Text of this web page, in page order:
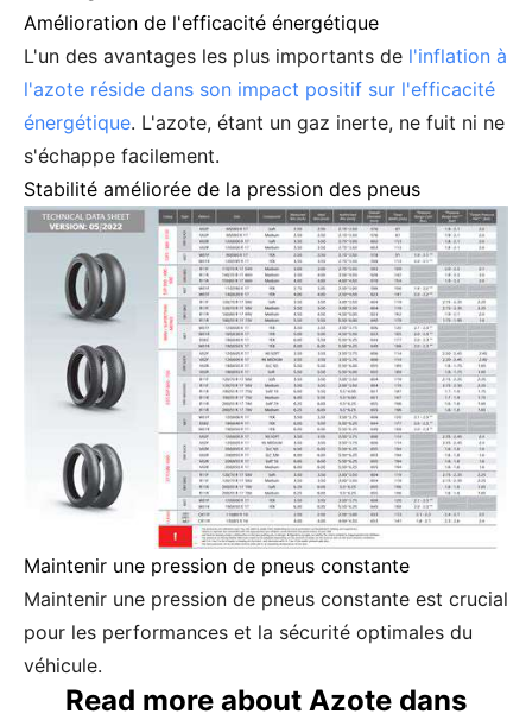
Amélioration de l'efficacité énergétique
L'un des avantages les plus importants de l'inflation à
l'azote réside dans son impact positif sur l'efficacité
énergétique. L'azote, étant un gaz inerte, ne fuit ni ne
s'échappe facilement.
Stabilité améliorée de la pression des pneus
Maintenir une pression de pneus constante
Maintenir une pression de pneus constante est crucial
pour les performances et la sécurité optimales du
véhicule.
Read more about Azote dans